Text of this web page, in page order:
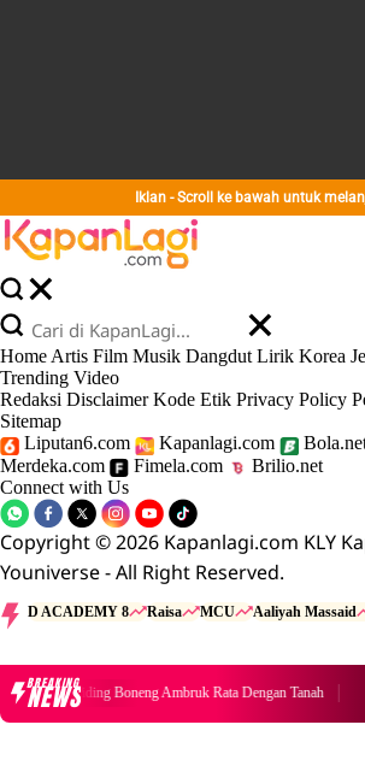
Iklan - Scroll ke bawah untuk
Home Artis Film Musik Dangdut Lirik Korea
Trending Video
Redaksi Disclaimer Kode Etik Privacy Policy
Sitemap
Liputan6.com
Kapanlagi.com
Merdeka.com
Fimela.com
Brilio.net
Connect with Us
Copyright © 2026 Kapanlagi.com KLY
Youniverse - All Right Reserved.
D ACADEMY 8 Raisa MCU Aaliyah Massaid
BREAKING
NEWS
Diding Boneng Ambruk Rata Dengan Tanah